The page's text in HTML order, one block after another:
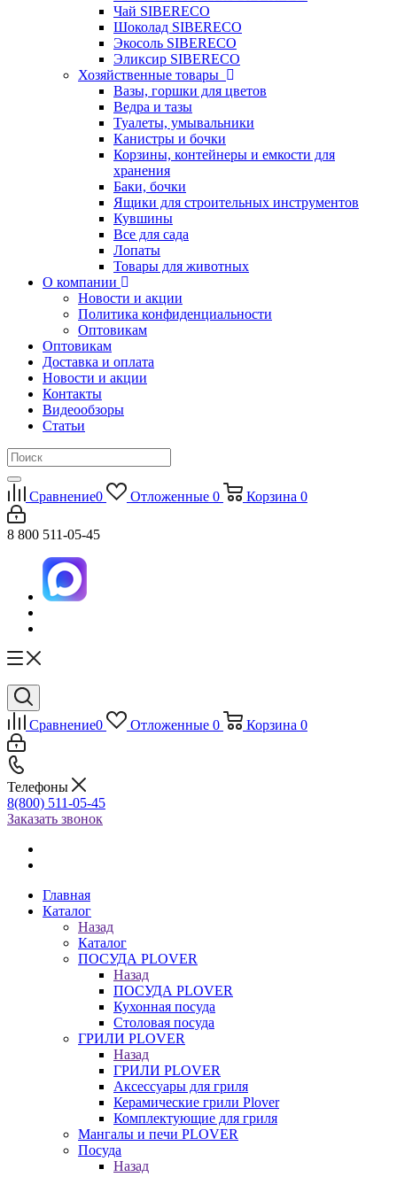
Чай SIBERECO
Шоколад SIBERECO
Экосоль SIBERECO
Эликсир SIBERECO
Хозяйственные товары
Вазы, горшки для цветов
Ведра и тазы
Туалеты, умывальники
Канистры и бочки
Корзины, контейнеры и емкости для
хранения
Баки, бочки
Ящики для строительных инструментов
Кувшины
Все для сада
Лопаты
Товары для животных
О компании
Новости и акции
Политика конфиденциальности
Оптовикам
Оптовикам
Доставка и оплата
Новости и акции
Контакты
Видеообзоры
Статьи
Сравнение0 Отложенные 0 Корзина 0
8 800 511-05-45
Сравнение0 Отложенные 0 Корзина 0
Телефоны
8(800) 511-05-45
Заказать звонок
Главная
Каталог
Назад
Каталог
ПОСУДА PLOVER
Назад
ПОСУДА PLOVER
Кухонная посуда
Столовая посуда
ГРИЛИ PLOVER
Назад
ГРИЛИ PLOVER
Аксессуары для гриля
Керамические грили Plover
Комплектующие для гриля
Мангалы и печи PLOVER
Посуда
Назад